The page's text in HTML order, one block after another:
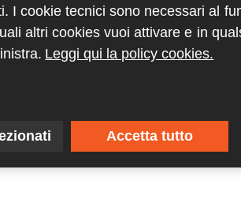
I cookie tecnici sono necessari al
altri cookies vuoi attivare e in
Leggi qui la policy cookies.
Accetta tutto